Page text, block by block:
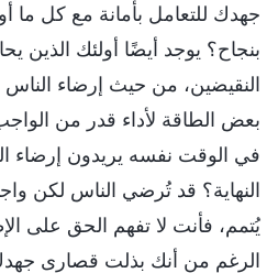
جهدك للتعامل بأمانة مع كل ما
بنجاح؟ يوجد أيضًا أولئك الذين
النقيضين، من حيث إرضاء
بعض الطاقة لأداء قدر من
في الوقت نفسه يريدون إرضاء
النهاية؟ قد تُرضي الناس لكن
يُتمم، فأنت لا تفهم الحق على
الرغم من أنك بذلت قصارى جهدك